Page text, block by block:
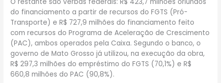
do financiamento a partir de recursos do FGTS (Pró-
Transporte) e R$ 727,9 milhões do financiamento feito
com recursos do Programa de Aceleração de Crescimento
(PAC), ambos operados pela Caixa. Segundo o banco, o
governo de Mato Grosso já utilizou, na execução da obra,
R$ 297,3 milhões do empréstimo do FGTS (70,1%) e R$
660,8 milhões do PAC (90,8%).